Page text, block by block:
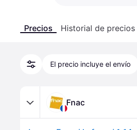
Precios Historial de precios
El precio incluye el envío
Fnac